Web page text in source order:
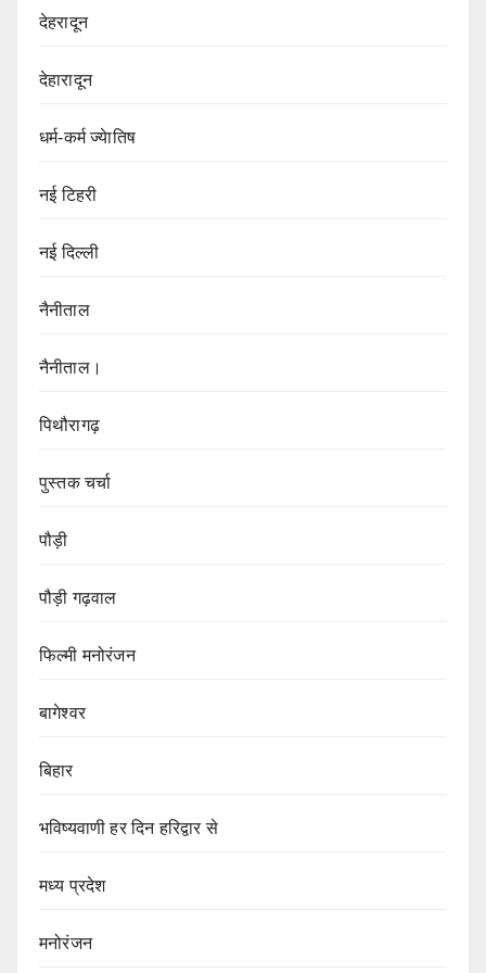
देहरादून
देहारादून
धर्म-कर्म ज्येातिष
नई टिहरी
नई दिल्ली
नैनीताल
नैनीताल।
पिथौरागढ़
पुस्तक चर्चा
पौड़ी
पौड़ी गढ़वाल
फिल्मी मनोरंजन
बागेश्वर
बिहार
भविष्यवाणी हर दिन हरिद्वार से
मध्य प्रदेश
मनोरंजन